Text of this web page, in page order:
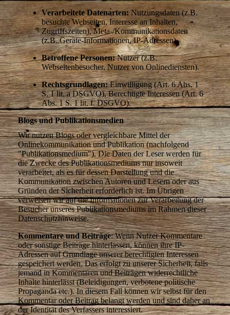
Verarbeitete Datenarten: Nutzungsdaten (z.B.
besuchte Webseiten, Interesse an Inhalten,
Zugriffszeiten), Meta-/Kommunikationsdaten
(z.B. Geräte-Informationen, IP-Adressen).
Betroffene Personen:Nutzer (z.B.
Webseitenbesucher, Nutzer von Onlinediensten).
Rechtsgrundlagen:Einwilligung (Art. 6 Abs. 1
S. 1 lit. a DSGVO), Berechtigte Interessen (Art. 6
Abs. 1 S. 1 lit. f. DSGVO).
Blogs und Publikationsmedien
Wir nutzen Blogs oder vergleichbare Mittel der
Onlinekommunikation und Publikation (nachfolgend
"Publikationsmedium"). Die Daten der Leser werden für
die Zwecke des Publikationsmediums nur insoweit
verarbeitet, als es für dessen Darstellung und die
Kommunikation zwischen Autoren und Lesern oder aus
Gründen der Sicherheit erforderlich ist. Im Übrigen
verweisen wir auf die Informationen zur Verarbeitung der
Besucher unseres Publikationsmediums im Rahmen dieser
Datenschutzhinweise.
Kommentare und Beiträge: Wenn Nutzer Kommentare
oder sonstige Beiträge hinterlassen, können ihre IP-
Adressen auf Grundlage unserer berechtigten Interessen
gespeichert werden. Das erfolgt zu unserer Sicherheit, falls
jemand in Kommentaren und Beiträgen widerrechtliche
Inhalte hinterlässt (Beleidigungen, verbotene politische
Propaganda etc.). In diesem Fall können wir selbst für den
Kommentar oder Beitrag belangt werden und sind daher an
der Identität des Verfassers interessiert.